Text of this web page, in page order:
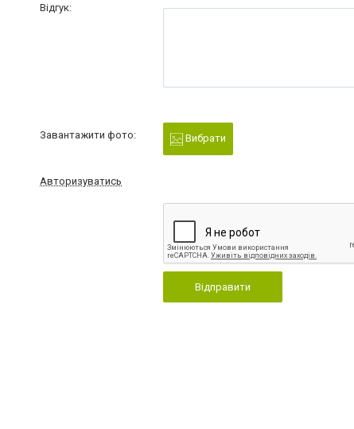
Відгук:
Завантажити фото: Вибрати
Авторизуватись
Відправити